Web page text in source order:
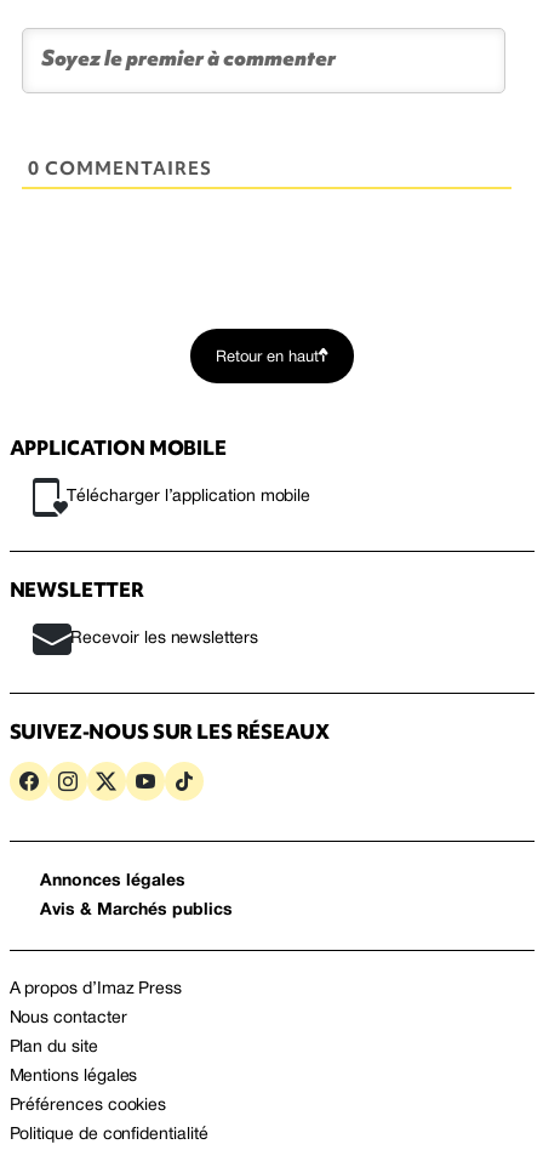
0 COMMENTAIRES
Retour en haut
APPLICATION MOBILE
Télécharger l’application mobile
NEWSLETTER
Recevoir les newsletters
SUIVEZ-NOUS SUR LES RÉSEAUX
Annonces légales
Avis & Marchés publics
A propos d’Imaz Press
Nous contacter
Plan du site
Mentions légales
Préférences cookies
Politique de confidentialité